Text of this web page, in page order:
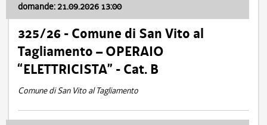
domande: 21.09.2026 13:00
325/26 - Comune di San Vito al
Tagliamento – OPERAIO
“ELETTRICISTA” - Cat. B
Comune di San Vito al Tagliamento